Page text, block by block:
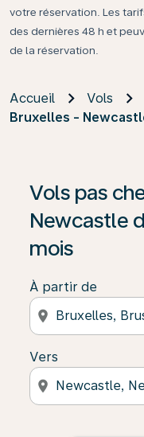
votre réservation. Les
des dernières 48 h et
de la réservation.
Accueil Vols
Bruxelles -
Vols pas
Newcastle
mois
À partir de
location_on
Vers
location_on